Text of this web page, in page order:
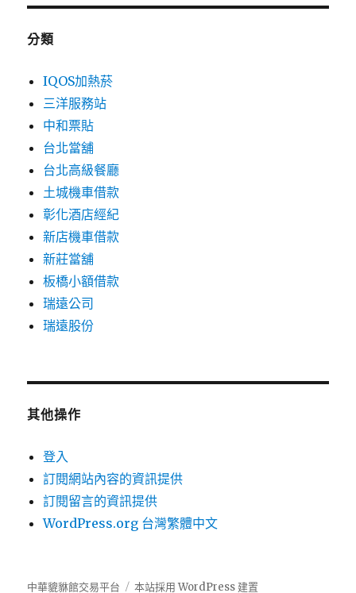
分類
IQOS加熱菸
三洋服務站
中和票貼
台北當舖
台北高級餐廳
土城機車借款
彰化酒店經紀
新店機車借款
新莊當舖
板橋小額借款
瑞遠公司
瑞遠股份
其他操作
登入
訂閱網站內容的資訊提供
訂閱留言的資訊提供
WordPress.org 台灣繁體中文
中華貔貅館交易平台 本站採用 WordPress 建置